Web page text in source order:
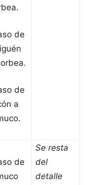
de
de
a
de
Se resta
del
detalle